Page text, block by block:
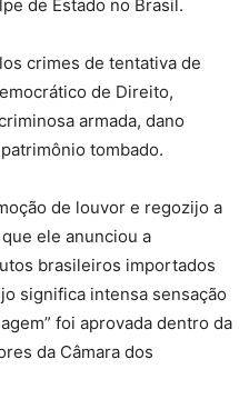
de Estado no Brasil.
crimes de tentativa de
de Direito,
armada, dano
tombado.
de louvor e regozijo a
ele anunciou a
brasileiros importados
significa intensa sensação
foi aprovada dentro da
da Câmara dos